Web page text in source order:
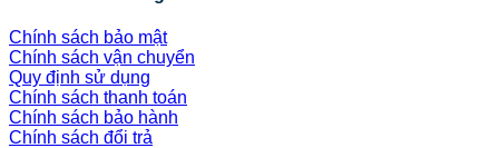
Chính sách bảo mật
Chính sách vận chuyển
Quy định sử dụng
Chính sách thanh toán
Chính sách bảo hành
Chính sách đổi trả